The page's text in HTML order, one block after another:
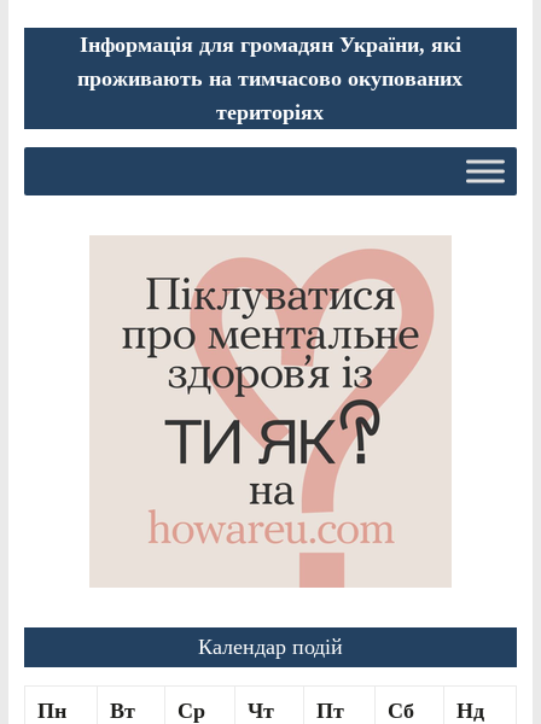
Інформація для громадян України, які
проживають на тимчасово окупованих
територіях
Календар подій
Пн Вт Ср Чт Пт Сб Нд